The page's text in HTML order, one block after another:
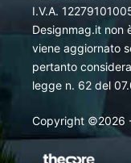
I.V.A.
Designmag.it non
viene aggiornato
pertanto
legge n. 62 del
Copyright ©2026